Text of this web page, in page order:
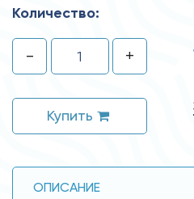
Количество:
- +
Купить
ОПИСАНИЕ